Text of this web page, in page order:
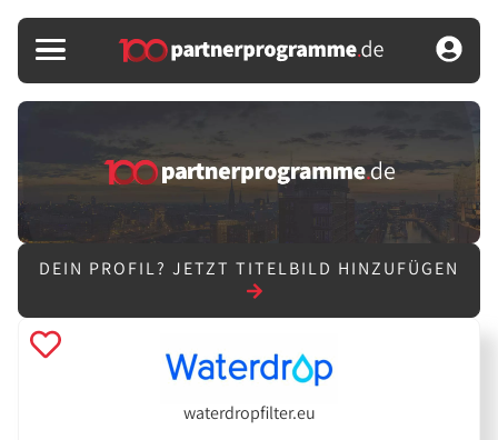
DEIN PROFIL? JETZT TITELBILD HINZUFÜGEN
waterdropfilter.eu